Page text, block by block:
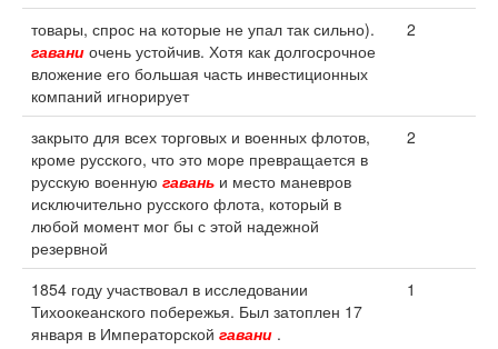
товары, спрос на которые не упал так сильно).
гавани очень устойчив. Хотя как долгосрочное
вложение его большая часть инвестиционных
компаний игнорирует
2
закрыто для всех торговых и военных флотов,
кроме русского, что это море превращается в
русскую военную гавань и место маневров
исключительно русского флота, который в
любой момент мог бы с этой надежной
резервной
2
1854 году участвовал в исследовании
Тихоокеанского побережья. Был затоплен 17
января в Императорской гавани .
1